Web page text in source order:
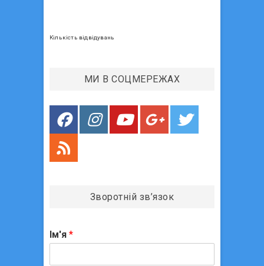
і
п
и
і
Кількість відвідувань
МИ В СОЦМЕРЕЖАХ
Зворотній зв’язок
Ім'я *